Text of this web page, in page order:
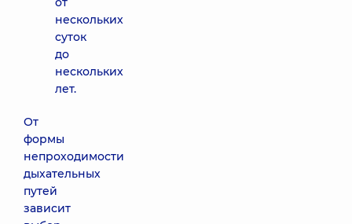
нескольких
суток
до
нескольких
лет.
От
формы
непроходимости
дыхательных
путей
зависит